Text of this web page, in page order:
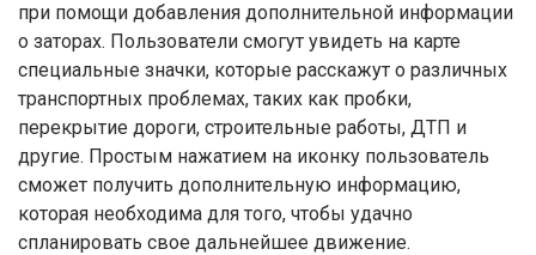
при помощи добавления дополнительной информации
о заторах. Пользователи смогут увидеть на карте
специальные значки, которые расскажут о различных
транспортных проблемах, таких как пробки,
перекрытие дороги, строительные работы, ДТП и
другие. Простым нажатием на иконку пользователь
сможет получить дополнительную информацию,
которая необходима для того, чтобы удачно
спланировать свое дальнейшее движение.